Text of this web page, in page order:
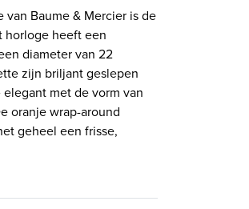
Baume & Mercier is de
horloge heeft een
diameter van 22
zijn briljant geslepen
met de vorm van
oranje wrap-around
geheel een frisse,